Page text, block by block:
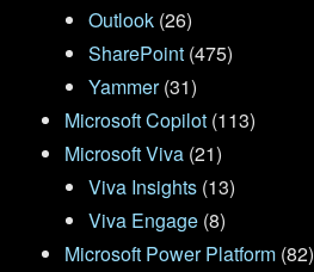
Outlook (26)
SharePoint (475)
Yammer(31)
Microsoft Copilot (113)
Microsoft Viva (21)
Viva Insights (13)
Viva Engage (8)
Microsoft Power Platform (82)